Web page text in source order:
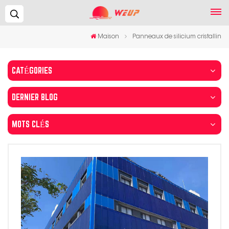
Maison Panneaux de silicium cristallin
CATÉGORIES
DERNIER BLOG
MOTS CLÉS